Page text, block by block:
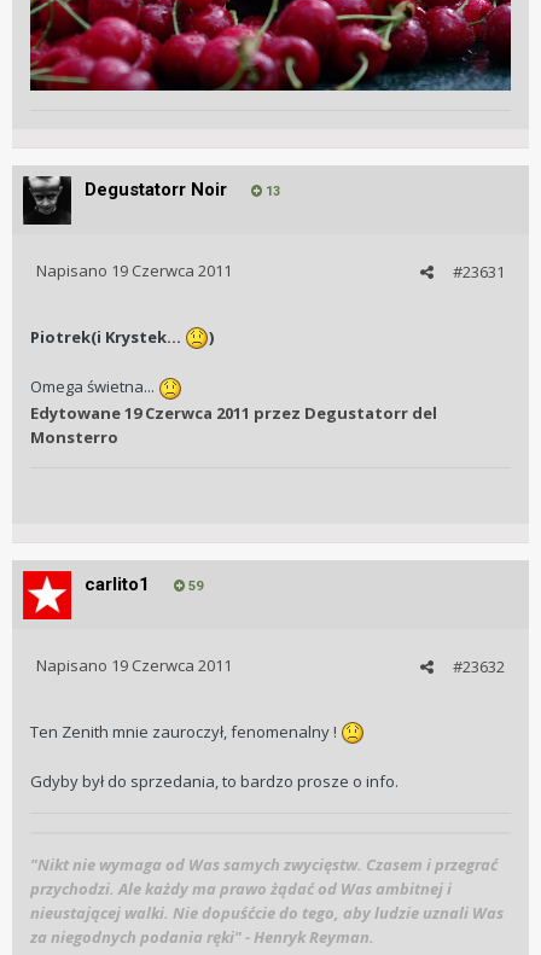
Degustatorr Noir 13
#23631
Napisano 19 Czerwca 2011
Piotrek(i Krystek... )
Omega świetna...
Edytowane19 Czerwca 2011 przez Degustatorr del
Monsterro
carlito1 59
#23632
Napisano 19 Czerwca 2011
Ten Zenith mnie zauroczył, fenomenalny !
Gdyby był do sprzedania, to bardzo prosze o info.
"Nikt nie wymaga od Was samych zwycięstw. Czasem i przegrać
przychodzi. Ale każdy ma prawo żądać od Was ambitnej i
nieustającej walki. Nie dopuśćcie do tego, aby ludzie uznali Was
za niegodnych podania ręki" - Henryk Reyman.